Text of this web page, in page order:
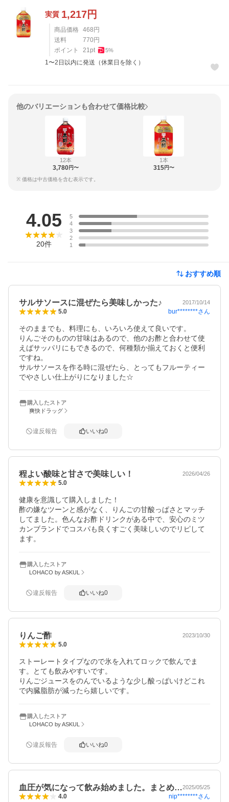
実質 1,217円
商品価格 468円
送料
770円
ポイント
21 pt 5%
1〜2日以内に発送（休業日を除く）
他のバリエーションも合わせて価格比較
12本
3,780円〜
1本
315円〜
※ 価格は中古価格を含む表示です。
4.05
20件
5
4
3
2
1
おすすめ順
サルサソースに混ぜたら美味しかった♪ 2017/10/14
5.0 bur********さん
そのままでも、料理にも、いろいろ使えて良いです。
りんごそのものの甘味はあるので、他のお酢と合わせて使
えばサッパリにもできるので、何種類か揃えておくと便利
ですね。
サルサソースを作る時に混ぜたら、とってもフルーティー
でやさしい仕上がりになりました☆
購入したストア
爽快ドラッグ
違反報告 いいね0
程よい酸味と甘さで美味しい！ 2026/04/26
5.0
健康を意識して購入しました！
酢の嫌なツーンと感がなく、りんごの甘酸っぱさとマッチ
してました。色んなお酢ドリンクがある中で、安心のミツ
カンブランドでコスパも良くすごく美味しいのでリピして
ます。
購入したストア
LOHACO by ASKUL
違反報告 いいね0
りんご酢 2023/10/30
5.0
ストーレートタイプなので氷を入れてロックで飲んでま
す。とても飲みやすいです。
りんごジュースをのんでいるような少し酸っぱいけどこれ
で内臓脂肪が減ったら嬉しいです。
購入したストア
LOHACO by ASKUL
違反報告 いいね0
血圧が気になって飲み始めました。まとめ…2025/05/25
4.0 nip********さん